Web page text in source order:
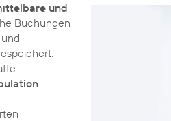
und
Buchungen
.